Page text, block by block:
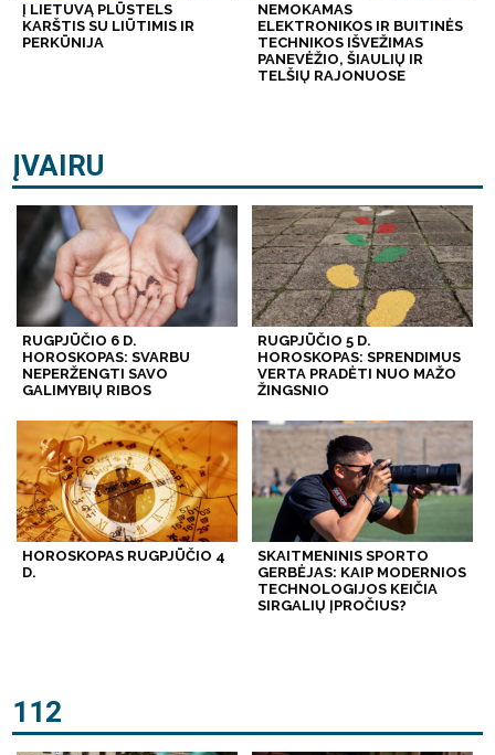
Į LIETUVĄ PLŪSTELS
KARŠTIS SU LIŪTIMIS IR
PERKŪNIJA
NEMOKAMAS
ELEKTRONIKOS IR BUITINĖS
TECHNIKOS IŠVEŽIMAS
PANEVĖŽIO, ŠIAULIŲ IR
TELŠIŲ RAJONUOSE
ĮVAIRU
RUGPJŪČIO 6 D.
HOROSKOPAS: SVARBU
NEPERŽENGTI SAVO
GALIMYBIŲ RIBOS
RUGPJŪČIO 5 D.
HOROSKOPAS: SPRENDIMUS
VERTA PRADĖTI NUO MAŽO
ŽINGSNIO
HOROSKOPAS RUGPJŪČIO 4
D.
SKAITMENINIS SPORTO
GERBĖJAS: KAIP MODERNIOS
TECHNOLOGIJOS KEIČIA
SIRGALIŲ ĮPROČIUS?
112